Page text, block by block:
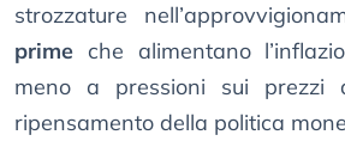
strozzature
prime che alimentano
meno a pressioni sui
ripensamento della politica